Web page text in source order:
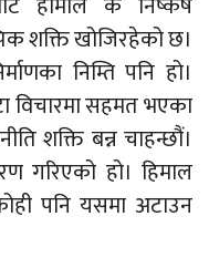
शक्ति खोजिरहेको छ।
निम्ति पनि हो।
विचारमा सहमत भएका
शक्ति बन्न चाहन्छौं।
गरिएको हो। हिमाल
पनि यसमा अटाउन